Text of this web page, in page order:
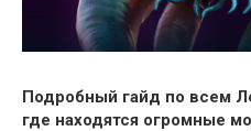
Подробный гайд по всем
где находятся огромные